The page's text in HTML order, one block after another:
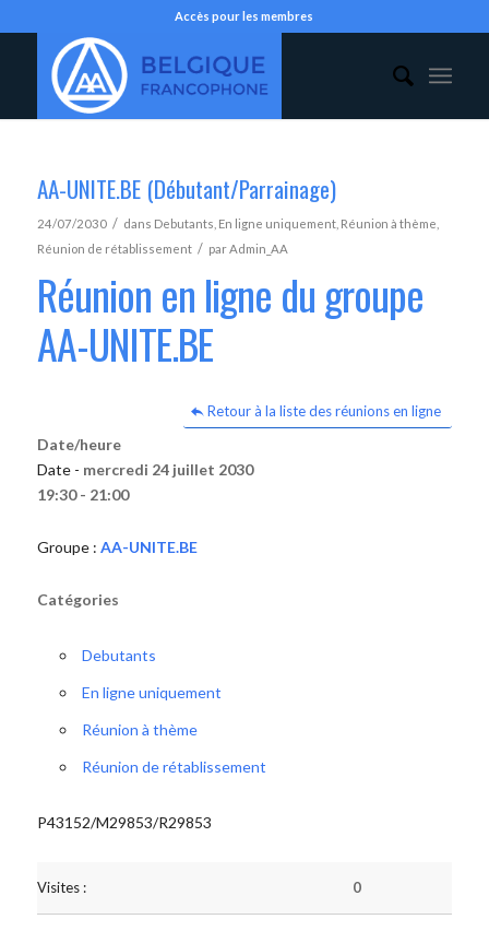
Accès pour les membres
AA-UNITE.BE (Débutant/Parrainage)
24/07/2030 / dans Debutants En ligne uniquement, Réunion à thème
Réunion de rétablissement / parAdmin_AA
Réunion en ligne du groupe
AA-UNITE.BE
Retour à la liste des réunions en ligne
Date/heure
Date - mercredi 24 juillet 2030
19:30 - 21:00
Groupe : AA-UNITE.BE
Catégories
Debutants
En ligne uniquement
Réunion à thème
Réunion de rétablissement
P43152/M29853/R29853
Visites : 0